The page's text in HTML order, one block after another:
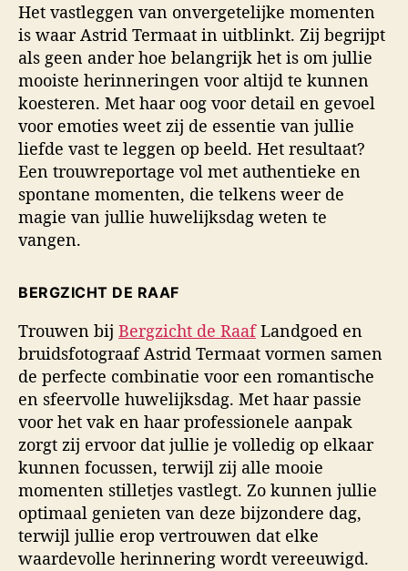
Het vastleggen van onvergetelijke momenten
is waar Astrid Termaat in uitblinkt. Zij begrijpt
als geen ander hoe belangrijk het is om jullie
mooiste herinneringen voor altijd te kunnen
koesteren. Met haar oog voor detail en gevoel
voor emoties weet zij de essentie van jullie
liefde vast te leggen op beeld. Het resultaat?
Een trouwreportage vol met authentieke en
spontane momenten, die telkens weer de
magie van jullie huwelijksdag weten te
vangen.
BERGZICHT DE RAAF
Trouwen bij Bergzicht de RaafLandgoed en
bruidsfotograaf Astrid Termaat vormen samen
de perfecte combinatie voor een romantische
en sfeervolle huwelijksdag. Met haar passie
voor het vak en haar professionele aanpak
zorgt zij ervoor dat jullie je volledig op elkaar
kunnen focussen, terwijl zij alle mooie
momenten stilletjes vastlegt. Zo kunnen jullie
optimaal genieten van deze bijzondere dag,
terwijl jullie erop vertrouwen dat elke
waardevolle herinnering wordt vereeuwigd.